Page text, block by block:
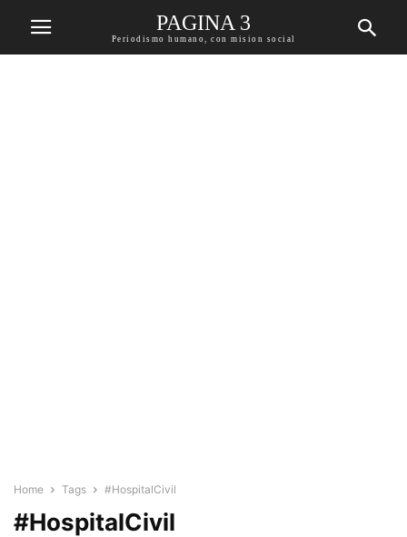
PAGINA 3
Periodismo humano, con mision social
Home Tags #HospitalCivil
#HospitalCivil